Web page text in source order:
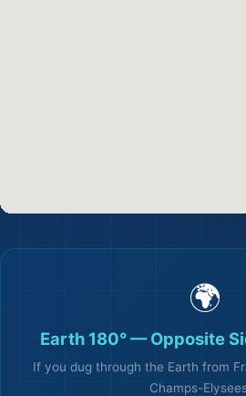
🌍
Earth 180° — Opposite
If you dug through the Earth from
Champs-